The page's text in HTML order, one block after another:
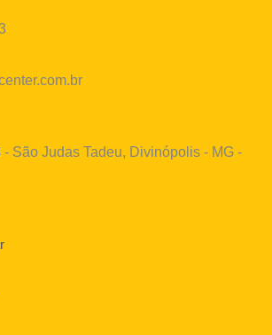
- São Judas Tadeu, Divinópolis - MG -